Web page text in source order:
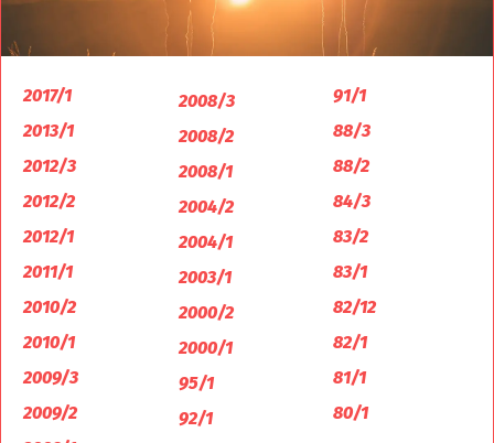
2017/1
2013/1
2012/3
2012/2
2012/1
2011/1
2010/2
2010/1
2009/3
2009/2
2008/3
2008/2
2008/1
2004/2
2004/1
2003/1
2000/2
2000/1
95/1
92/1
91/1
88/3
88/2
84/3
83/2
83/1
82/12
82/1
81/1
80/1